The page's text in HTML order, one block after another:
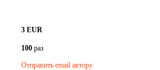
3 EUR
100раз
Отправить email автору